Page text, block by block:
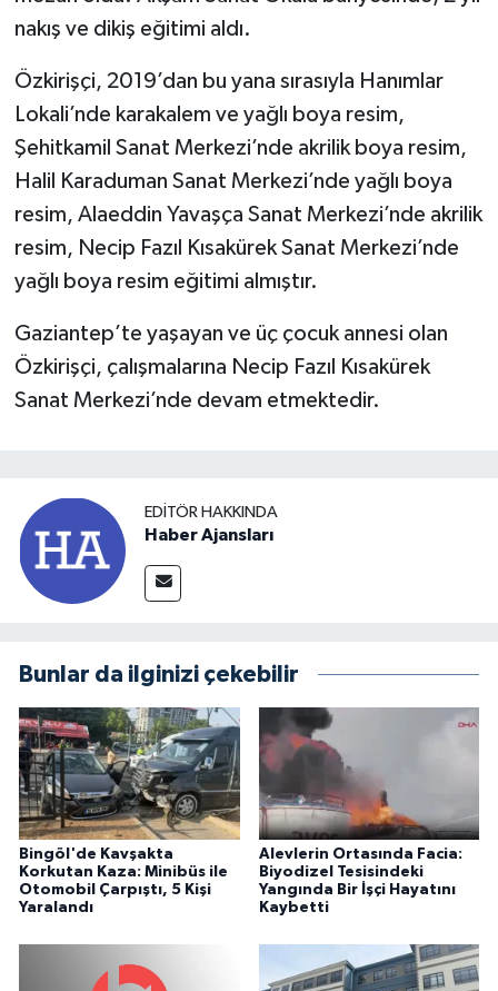
nakış ve dikiş eğitimi aldı.
Özkirişçi, 2019’dan bu yana sırasıyla Hanımlar
Lokali’nde karakalem ve yağlı boya resim,
Şehitkamil Sanat Merkezi’nde akrilik boya resim,
Halil Karaduman Sanat Merkezi’nde yağlı boya
resim, Alaeddin Yavaşça Sanat Merkezi’nde akrilik
resim, Necip Fazıl Kısakürek Sanat Merkezi’nde
yağlı boya resim eğitimi almıştır.
Gaziantep’te yaşayan ve üç çocuk annesi olan
Özkirişçi, çalışmalarına Necip Fazıl Kısakürek
Sanat Merkezi’nde devam etmektedir.
EDITÖR HAKKINDA
Haber Ajansları
Bunlar da ilginizi çekebilir
Bingöl'de Kavşakta
Korkutan Kaza: Minibüs ile
Otomobil Çarpıştı, 5 Kişi
Yaralandı
Alevlerin Ortasında Facia:
Biyodizel Tesisindeki
Yangında Bir İşçi Hayatını
Kaybetti